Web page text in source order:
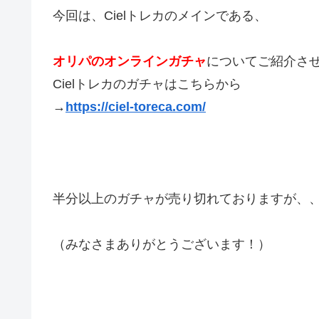
今回は、Cielトレカのメインである、
オリパのオンラインガチャについてご紹介さ
Cielトレカのガチャはこちらから
→ https://ciel-toreca.com/
半分以上のガチャが売り切れておりますが、、
（みなさまありがとうございます！）